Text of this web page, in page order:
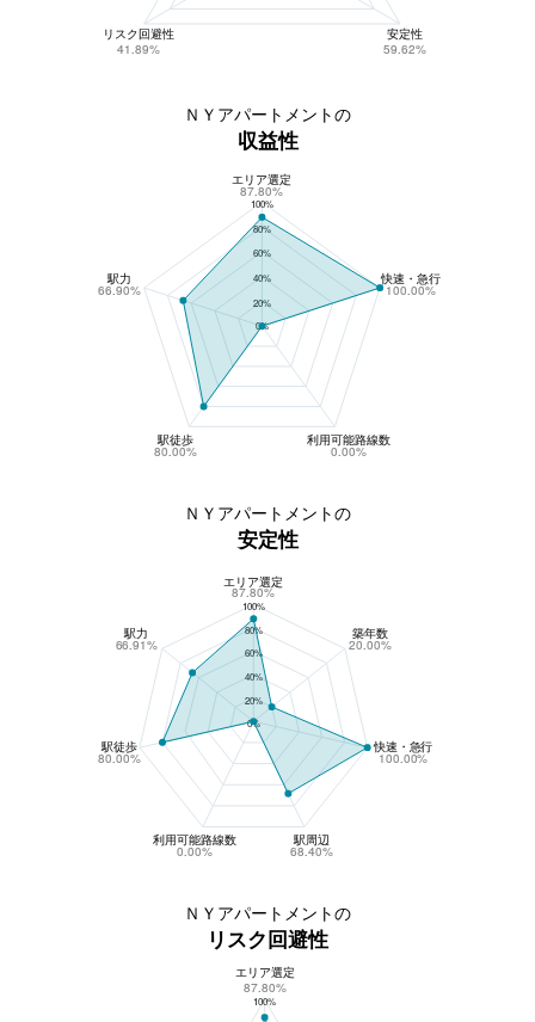
リスク回避性
41.89%
安定性
59.62%
ＮＹアパートメントの
収益性
ＮＹアパートメントの収益性
100%
80%
60%
40%
20%
0%
エリア選定
87.80%
駅力
66.90%
駅徒歩
80.00%
利用可能路線数
0.00%
快速・急行
100.00%
ＮＹアパートメントの
安定性
100%
80%
60%
40%
20%
0%
エリア選定
87.80%
駅力
66.91%
駅徒歩
80.00%
利用可能路線数
0.00%
駅周辺
68.40%
快速・急行
100.00%
築年数
20.00%
ＮＹアパートメントの
リスク回避性
ＮＹアパートメントのリスク回避性
100%
エリア選定
87.80%